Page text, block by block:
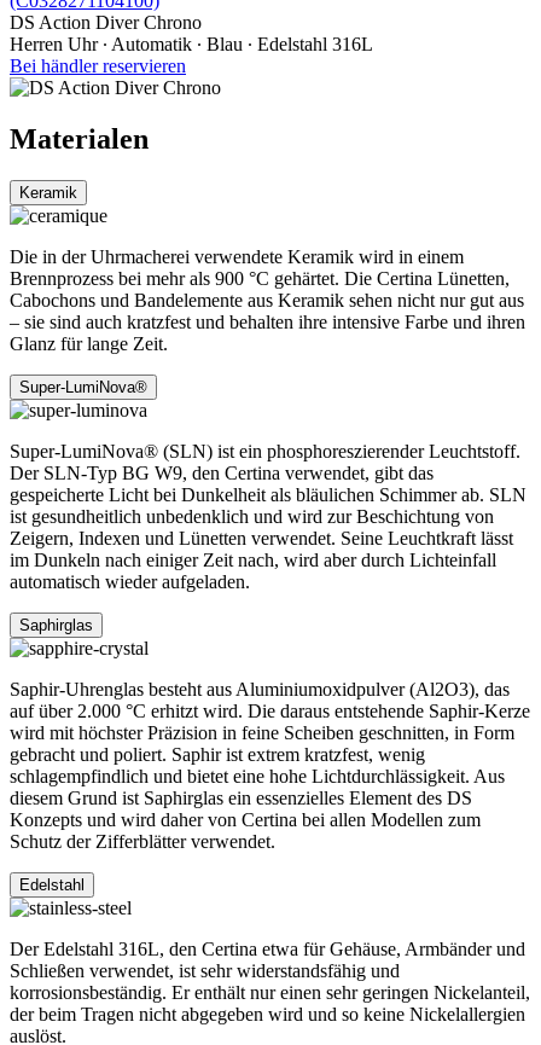
DS Action Diver Chrono
Herren Uhr ∙ Automatik ∙ Blau ∙ Edelstahl 316L
Bei händler reservieren
Materialen
Keramik
Die in der Uhrmacherei verwendete Keramik wird in einem
Brennprozess bei mehr als 900 °C gehärtet. Die Certina Lünetten,
Cabochons und Bandelemente aus Keramik sehen nicht nur gut aus
– sie sind auch kratzfest und behalten ihre intensive Farbe und ihren
Glanz für lange Zeit.
Super-LumiNova®
Super-LumiNova® (SLN) ist ein phosphoreszierender Leuchtstoff.
Der SLN-Typ BG W9, den Certina verwendet, gibt das
gespeicherte Licht bei Dunkelheit als bläulichen Schimmer ab. SLN
ist gesundheitlich unbedenklich und wird zur Beschichtung von
Zeigern, Indexen und Lünetten verwendet. Seine Leuchtkraft lässt
im Dunkeln nach einiger Zeit nach, wird aber durch Lichteinfall
automatisch wieder aufgeladen.
Saphirglas
Saphir-Uhrenglas besteht aus Aluminiumoxidpulver (Al2O3), das
auf über 2.000 °C erhitzt wird. Die daraus entstehende Saphir-Kerze
wird mit höchster Präzision in feine Scheiben geschnitten, in Form
gebracht und poliert. Saphir ist extrem kratzfest, wenig
schlagempfindlich und bietet eine hohe Lichtdurchlässigkeit. Aus
diesem Grund ist Saphirglas ein essenzielles Element des DS
Konzepts und wird daher von Certina bei allen Modellen zum
Schutz der Zifferblätter verwendet.
Edelstahl
Der Edelstahl 316L, den Certina etwa für Gehäuse, Armbänder und
Schließen verwendet, ist sehr widerstandsfähig und
korrosionsbeständig. Er enthält nur einen sehr geringen Nickelanteil,
der beim Tragen nicht abgegeben wird und so keine Nickelallergien
auslöst.